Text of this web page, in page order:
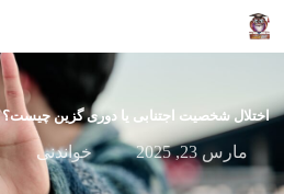
اختلال شخصیت اجتنابی یا دوری گزین چیست؟
مارس 23, 2025 خواندنی